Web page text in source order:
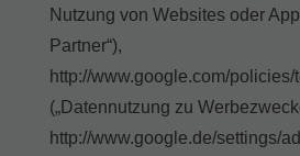
Nutzung von Websites oder
Partner“),
http://www.google.com/
(„Datennutzung zu
http://www.google.de/settings/